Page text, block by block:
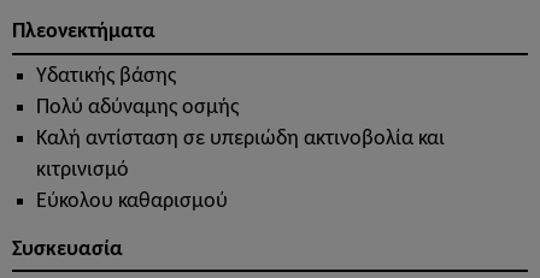
Πλεονεκτήματα
Υδατικής βάσης
Πολύ αδύναμης οσμής
Καλή αντίσταση σε υπεριώδη ακτινοβολία και
κιτρινισμό
Εύκολου καθαρισμού
Συσκευασία